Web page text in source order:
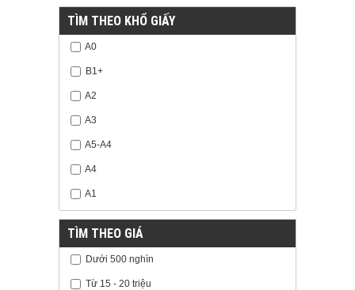
TÌM THEO KHỔ GIẤY
A0
B1+
A2
A3
A5-A4
A4
A1
TÌM THEO GIÁ
Dưới 500 nghìn
Từ 15 - 20 triệu